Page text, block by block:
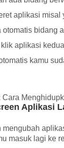
aplikasi
otomatis bidang
klik aplikasi
kamu
Cara
Aplikasi
mengubah
masuk lagi ke